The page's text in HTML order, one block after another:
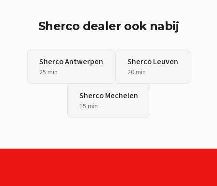
Sherco dealer ook nabij
ShercoAntwerpen
25 min
Sherco Leuven
20 min
Sherco Mechelen
15 min